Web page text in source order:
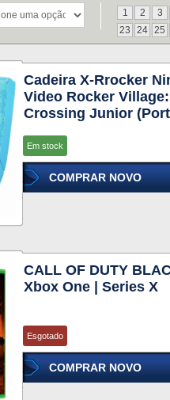
1 2 3
23
24 25
Cadeira X-Rrocker
Video Rocker Village:
Crossing Junior
Em stock
COMPRAR NOVO
CALL OF DUTY
Xbox One | Series X
Esgotado
COMPRAR NOVO